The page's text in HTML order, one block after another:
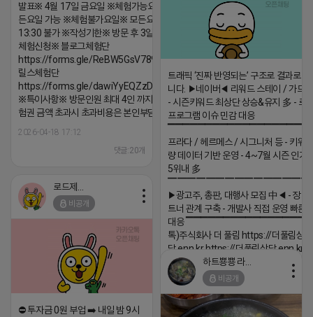
발표※ 4월 17일 금요일 ※체험가능요일※ 모
든요일 가능 ※체험불가요일※ 모든요일 12 ~
13:30 불가 ※작성기한※ 방문 후 3일 이내 ※
체험신청※ 블로그체험단
https://forms.gle/ReBW5GsV789ur2Pz6
릴스체험단
https://forms.gle/dawiYyEQZzDdqf8W8
※특이사항※ 방문인원 최대 4인 까지 가능 체
험권 금액 초과시 초과비용은 본인부담입니다.
2026-04-18 17:12
댓글:20개
트래픽 ‘진짜 반영되는’ 구조로 결과로
니다. ▶네이버◀ 리워드 스테이 / 가드 /
- 시즌키워드 최상단 상승&유지 多 - 로
프로그램 이슈 민감 대응
▔▔▔▔▔▔▔▔▔▔▔▔▔▔▔▔▔▔ ▶
프라다 / 헤르메스 / 시그니처 등 - 키워
량 데이터 기반 운영 - 4~7월 시즌 인기
5위내 多
▶광고주, 총판, 대행사 모집 中◀ - 장기
트너 관계 구축 - 개발사 직접 운영 빠른
대응
톡)주식회사 더 풀림 https://더풀림상
담.enn.kr https://더풀림상담.enn.kr
2026-04-18 17:26
비공개
⛔️ 투자금 0원 부업 ➡️ 내일 밤 9시
하트뿅뿅 라이언
비공개